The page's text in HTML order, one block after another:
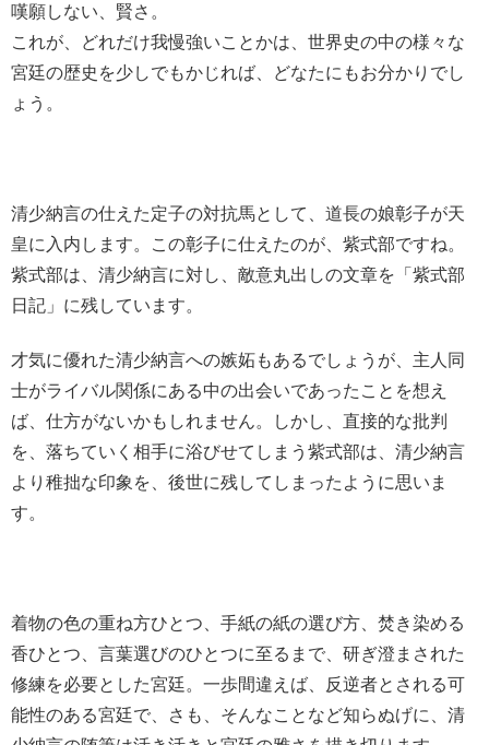
嘆願しない、賢さ。
これが、どれだけ我慢強いことかは、世界史の中の様々な
宮廷の歴史を少しでもかじれば、どなたにもお分かりでし
ょう。
清少納言の仕えた定子の対抗馬として、道長の娘彰子が天
皇に入内します。この彰子に仕えたのが、紫式部ですね。
紫式部は、清少納言に対し、敵意丸出しの文章を「紫式部
日記」に残しています。
才気に優れた清少納言への嫉妬もあるでしょうが、主人同
士がライバル関係にある中の出会いであったことを想え
ば、仕方がないかもしれません。しかし、直接的な批判
を、落ちていく相手に浴びせてしまう紫式部は、清少納言
より稚拙な印象を、後世に残してしまったように思いま
す。
着物の色の重ね方ひとつ、手紙の紙の選び方、焚き染める
香ひとつ、言葉選びのひとつに至るまで、研ぎ澄まされた
修練を必要とした宮廷。一歩間違えば、反逆者とされる可
能性のある宮廷で、さも、そんなことなど知らぬげに、清